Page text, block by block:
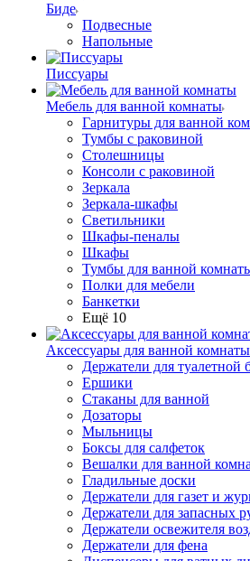
Биде
Подвесные
Напольные
Писсуары
Мебель для ванной комнаты
Гарнитуры для ванной
Тумбы с раковиной
Столешницы
Консоли с раковиной
Зеркала
Зеркала-шкафы
Светильники
Шкафы-пеналы
Шкафы
Тумбы для ванной
Полки для мебели
Банкетки
Ещё 10
Аксессуары для ванной комнаты
Держатели для туалетной
Ершики
Стаканы для ванной
Дозаторы
Мыльницы
Боксы для салфеток
Вешалки для ванной
Гладильные доски
Держатели для газет и
Держатели для запасных
Держатели освежителя
Держатели для фена